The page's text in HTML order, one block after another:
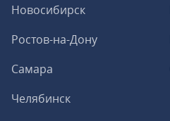
Новосибирск
Ростов-на-Дону
Самара
Челябинск